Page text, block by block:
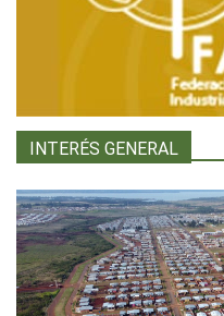
INTERÉS GENERAL